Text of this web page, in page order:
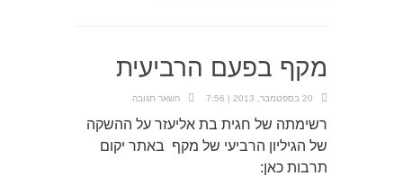
מקף בפעם הרביעית
20 בספטמבר, 2013 | 7:56 השאר תגובה
רשימתה של חגית בת אליעזר על ההשקה
של הגיליון הרביעי של מקף באתר יקום
תרבות כאן: